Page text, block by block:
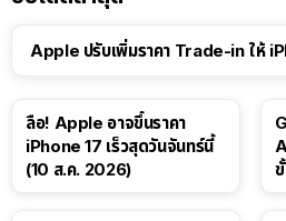
Apple ปรับเพิ่มราคา Trade-in ให้
ลือ! Apple อาจขึ้นราคา
iPhone 17 เร็วสุดวันจันทร์นี้
(10 ส.ค. 2026)